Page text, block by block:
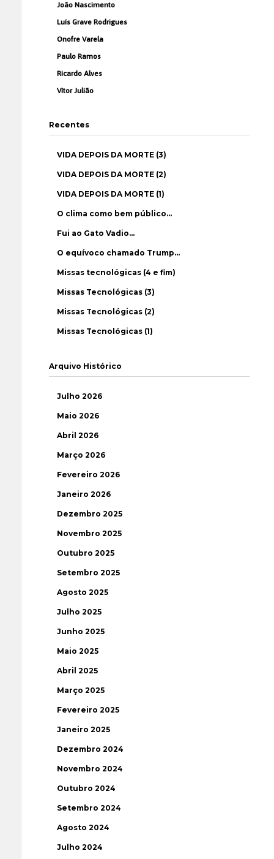
João Nascimento
Luís Grave Rodrigues
Onofre Varela
Paulo Ramos
Ricardo Alves
Vítor Julião
Recentes
VIDA DEPOIS DA MORTE (3)
VIDA DEPOIS DA MORTE (2)
VIDA DEPOIS DA MORTE (1)
O clima como bem público…
Fui ao Gato Vadio…
O equívoco chamado Trump…
Missas tecnológicas (4 e fim)
Missas Tecnológicas (3)
Missas Tecnológicas (2)
Missas Tecnológicas (1)
Arquivo Histórico
Julho 2026
Maio 2026
Abril 2026
Março 2026
Fevereiro 2026
Janeiro 2026
Dezembro 2025
Novembro 2025
Outubro 2025
Setembro 2025
Agosto 2025
Julho 2025
Junho 2025
Maio 2025
Abril 2025
Março 2025
Fevereiro 2025
Janeiro 2025
Dezembro 2024
Novembro 2024
Outubro 2024
Setembro 2024
Agosto 2024
Julho 2024